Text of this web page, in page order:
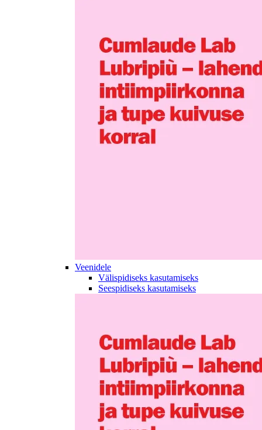
Veenidele
Välispidiseks kasutamiseks
Seespidiseks kasutamiseks